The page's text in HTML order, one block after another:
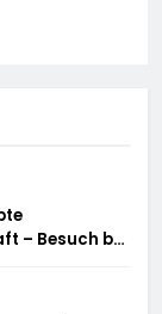
– Besuch bei